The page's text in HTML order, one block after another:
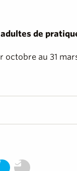
de
au 31